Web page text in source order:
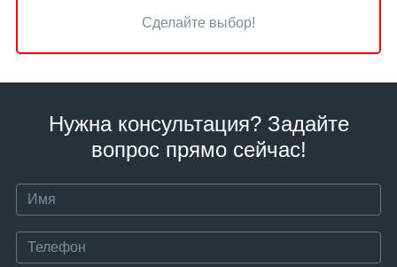
Сделайте выбор!
Нужна консультация? Задайте
вопрос прямо сейчас!